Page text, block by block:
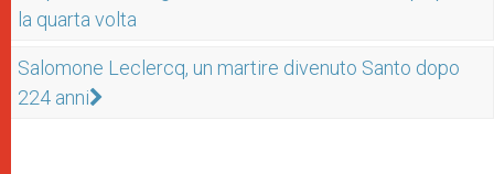
la quarta volta
Salomone Leclercq, un martire divenuto Santo dopo
224 anni